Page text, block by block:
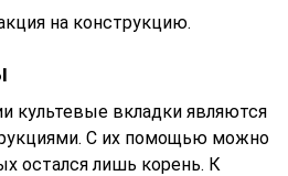
на конструкцию.
культевые вкладки являются
С их помощью можно
остался лишь корень. К